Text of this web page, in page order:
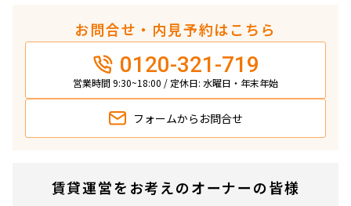
お問合せ・内見予約はこちら
0120-321-719
営業時間 9:30~18:00 / 定休日: 水曜日・年末年始
フォームから お問合せ
賃貸運営をお考えのオーナーの皆様